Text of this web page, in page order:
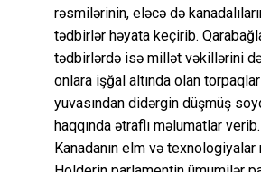
rəsmilərinin, eləcə də
tədbirlər həyata keçirib.
tədbirlərdə isə millət vəkillərini
onlara işğal altında olan
yuvasından didərgin düşmüş
haqqında ətraflı məlumatlar
Kanadanın elm və texnologiyalar